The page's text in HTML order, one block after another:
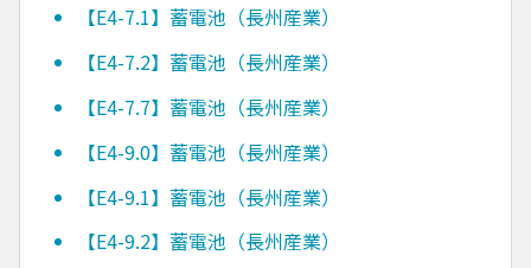
【E4-7.1】蓄電池（長州産業）
【E4-7.2】蓄電池（長州産業）
【E4-7.7】蓄電池（長州産業）
【E4-9.0】蓄電池（長州産業）
【E4-9.1】蓄電池（長州産業）
【E4-9.2】蓄電池（長州産業）